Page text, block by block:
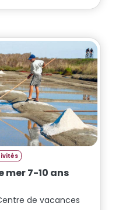
mer 7-10 ans
de vacances